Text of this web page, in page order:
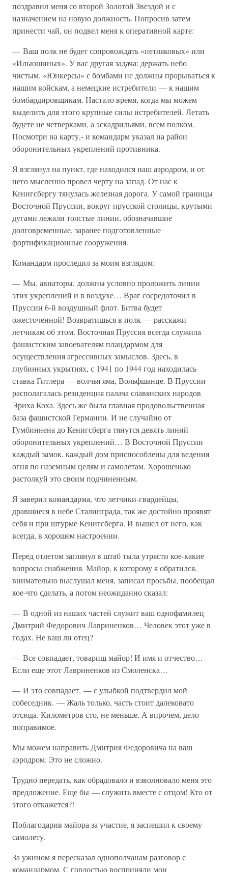
поздравил меня со второй Золотой Звездой и с
назначением на новую должность. Попросив затем
принести чай, он подвел меня к оперативной карте:
— Ваш полк не будет сопровождать «петляковых» или
«Ильюшиных». У вас другая задача: держать небо
чистым. «Юнкерсы» с бомбами не должны прорываться к
нашим войскам, а немецкие истребители — к нашим
бомбардировщикам. Настало время, когда мы можем
выделить для этого крупные силы истребителей. Летать
будете не четверками, а эскадрильями, всем полком.
Посмотри на карту,- и командарм указал на район
оборонительных укреплений противника.
Я взглянул на пункт, где находился наш аэродром, и от
него мысленно провел черту на запад. От нас к
Кенигсбергу тянулась железная дорога. У самой границы
Восточной Пруссии, вокруг прусской столицы, крутыми
дугами лежали толстые линии, обозначавшие
долговременные, заранее подготовленные
фортификационные сооружения.
Командарм проследил за моим взглядом:
— Мы, авиаторы, должны условно проложить линии
этих укреплений и в воздухе… Враг сосредоточил в
Пруссии 6-й воздушный флот. Битва будет
ожесточенной! Возвратишься в полк — расскажи
летчикам об этом. Восточная Пруссия всегда служила
фашистским завоевателям плацдармом для
осуществления агрессивных замыслов. Здесь, в
глубинных укрытиях, с 1941 по 1944 год находилась
ставка Гитлера — волчья яма, Вольфшанце. В Пруссии
располагалась резиденция палача славянских народов
Эриха Коха. Здесь же была главная продовольственная
база фашистской Германии. И не случайно от
Гумбиннена до Кенигсберга тянутся девять линий
оборонительных укреплений… В Восточной Пруссии
каждый замок, каждый дом приспособлены для ведения
огня по наземным целям и самолетам. Хорошенько
растолкуй это своим подчиненным.
Я заверил командарма, что летчики-гвардейцы,
дравшиеся в небе Сталинграда, так же достойно проявят
себя и при штурме Кенигсберга. И вышел от него, как
всегда, в хорошем настроении.
Перед отлетом заглянул в штаб тыла утрясти кое-какие
вопросы снабжения. Майор, к которому я обратился,
внимательно выслушал меня, записал просьбы, пообещал
кое-что сделать, а потом неожиданно сказал:
— В одной из наших частей служит ваш однофамилец
Дмитрий Федорович Лавриненков… Человек этот уже в
годах. Не ваш ли отец?
— Все совпадает, товарищ майор! И имя и отчество…
Если еще этот Лавриненков из Смоленска…
— И это совпадает, — с улыбкой подтвердил мой
собеседник. — Жаль только, часть стоит далековато
отсюда. Километров сто, не меньше. А впрочем, дело
поправимое.
Мы можем направить Дмитрия Федоровича на ваш
аэродром. Это не сложно.
Трудно передать, как обрадовало и взволновало меня это
предложение. Еще бы — служить вместе с отцом! Кто от
этого откажется?!
Поблагодарив майора за участие, я заспешил к своему
самолету.
За ужином я пересказал однополчанам разговор с
командармом. С гордостью восприняли мои